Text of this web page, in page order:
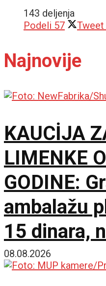
143 deljenja
Podeli 57 Tweet
Najnovije
KAUCİJA
LIMENKE
GODINE:
ambalažu
15 dinara,
vraća
08.08.2026